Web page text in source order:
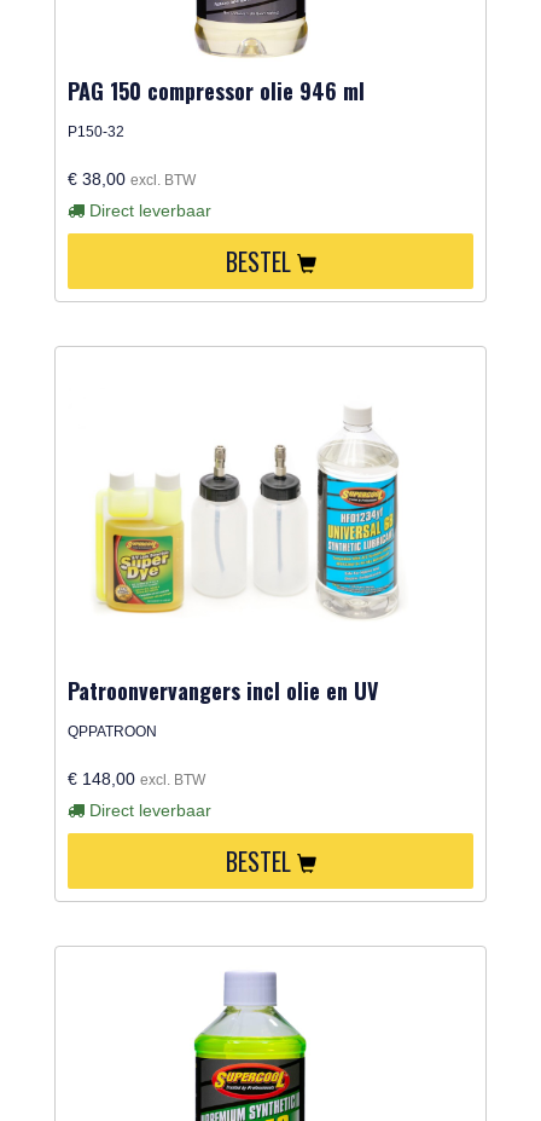
PAG 150 compressor olie 946 ml
P150-32
€ 38,00 excl. BTW
Direct leverbaar
BESTEL
Patroonvervangers incl olie en UV
QPPATROON
€ 148,00 excl. BTW
Direct leverbaar
BESTEL